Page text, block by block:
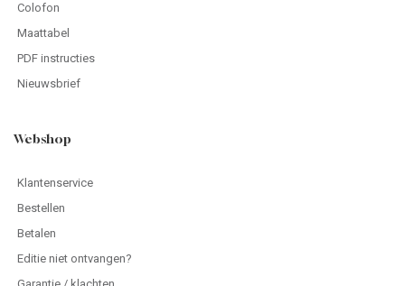
Colofon
Maattabel
PDF instructies
Nieuwsbrief
Webshop
Klantenservice
Bestellen
Betalen
Editie niet ontvangen?